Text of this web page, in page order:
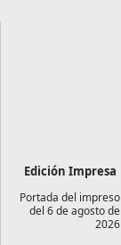
Edición Impresa
Portada del impreso
del 6 de agosto de
2026